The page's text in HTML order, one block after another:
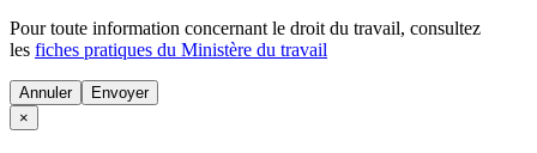
Pour toute information concernant le droit du travail, consultez
les fiches pratiques du Ministère du travail
Annuler
×